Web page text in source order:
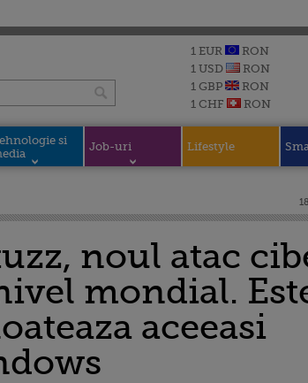
1 EUR
RON
1 USD
RON
1 GBP
RON
1 CHF
RON
si
Job-uri Lifestyle
noul atac
mondial.
aceeasi